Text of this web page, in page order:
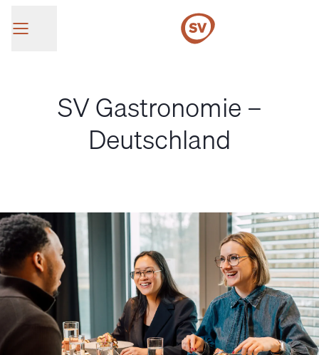
SV Gastronomie –
Deutschland